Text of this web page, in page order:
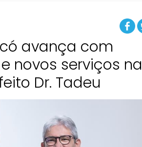
avança com
novos serviços na
Dr. Tadeu